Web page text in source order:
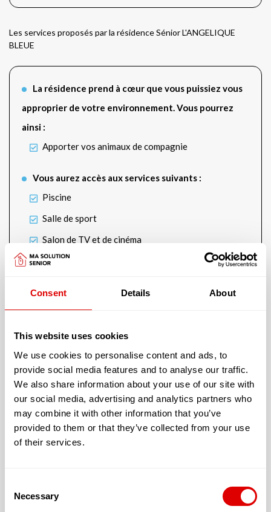
Consent Details About
This website uses cookies
We use cookies to personalise content and ads, to
provide social media features and to analyse our traffic.
We also share information about your use of our site with
our social media, advertising and analytics partners who
may combine it with other information that you’ve
provided to them or that they’ve collected from your use
of their services.
Selection
Necessary
Les services proposés par la résidence Sénior L'ANGELIQUE
BLEUE
La résidence prend à cœur que vous puissiez vous
approprier de votre environnement. Vous pourrez
ainsi :
Apporter vos animaux de compagnie
Vous aurez accès aux services suivants :
Piscine
Salle de sport
Salon de TV et de cinéma
Services thérapeutiques alternatifs
aromathérapie, musicothérapie)
Cette résidence vous offre un logement avec :
Avec un jardin extérieur accessible et sécurisé
Temporaire